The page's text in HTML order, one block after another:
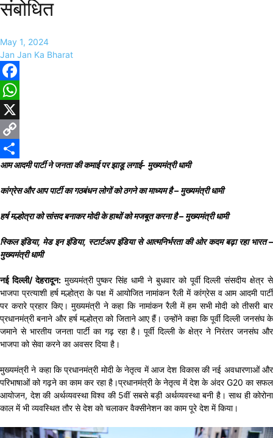
संबोधित
May 1, 2024
Jan Jan Ka Bharat
Facebook
WhatsApp
X
Copy
Link
Share
आम आदमी पार्टी ने जनता की कमाई पर झाडू लगाई- मुख्यमंत्री धामी
कांग्रेस और आप पार्टी का गठबंधन लोगों को ठगने का माध्यम है – मुख्यमंत्री धामी
हर्ष मल्होत्रा को सांसद बनाकर मोदी के हाथों को मजबूत करना है – मुख्यमंत्री धामी
स्किल इंडिया, मेड इन इंडिया, स्टार्टअप इंडिया से आत्मनिर्भरता की ओर कदम बढ़ा रहा भारत –
मुख्यमंत्री धामी
नई दिल्ली/ देहरादून:मुख्यमंत्री पुष्कर सिंह धामी ने बुधवार को पूर्वी दिल्ली संसदीय क्षेत्र से
भाजपा प्रत्याशी हर्ष मल्होत्रा के पक्ष में आयोजित नामांकन रैली में कांग्रेस व आम आदमी पार्टी
पर करारे प्रहार किए। मुख्यमंत्री ने कहा कि नामांकन रैली में हम सभी मोदी को तीसरी बार
प्रधानमंत्री बनाने और हर्ष मल्होत्रा को जिताने आए हैं। उन्होंने कहा कि पूर्वी दिल्ली जनसंघ के
जमाने से भारतीय जनता पार्टी का गढ़ रहा है। पूर्वी दिल्ली के क्षेत्र ने निरंतर जनसंघ और
भाजपा को सेवा करने का अवसर दिया है।
मुख्यमंत्री ने कहा कि प्रधानमंत्री मोदी के नेतृत्व में आज देश विकास की नई अवधारणाओं और
परिभाषाओं को गढ़ने का काम कर रहा है।प्रधानमंत्री के नेतृत्व में देश के अंदर G20 का सफल
आयोजन, देश की अर्थव्यवस्था विश्व की 5वीं सबसे बड़ी अर्थव्यवस्था बनी है। साथ ही कोरोना
काल में भी व्यवस्थित तौर से देश को चलाकर वैक्सीनेशन का काम पूरे देश में किया।